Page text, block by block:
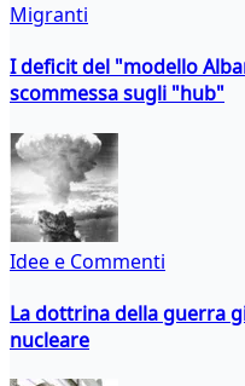
Migranti
I deficit del "modello
scommessa sugli "hub"
Idee e Commenti
La dottrina della guerra
nucleare